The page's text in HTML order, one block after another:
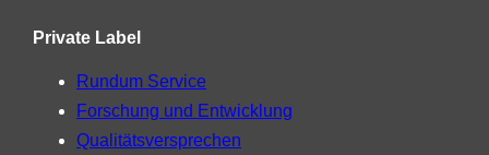
Private Label
Rundum Service
Forschung und Entwicklung
Qualitätsversprechen